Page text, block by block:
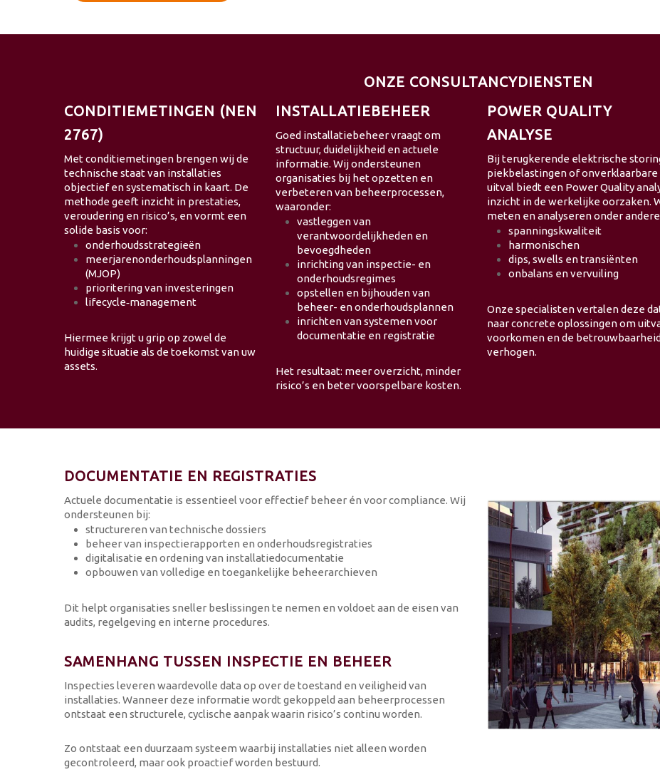
ONZE CONSULTANCYDIENSTEN
CONDITIEMETINGEN (NEN
2767)
Met conditiemetingen brengen wij de
technische staat van installaties
objectief en systematisch in kaart. De
methode geeft inzicht in prestaties,
veroudering en risico’s, en vormt een
solide basis voor:
onderhoudsstrategieën
meerjarenonderhoudsplanningen
(MJOP)
prioritering van investeringen
lifecycle‑management
Hiermee krijgt u grip op zowel de
huidige situatie als de toekomst van uw
assets.
INSTALLATIEBEHEER
Goed installatiebeheer vraagt om
structuur, duidelijkheid en actuele
informatie. Wij ondersteunen
organisaties bij het opzetten en
verbeteren van beheerprocessen,
waaronder:
vastleggen van
verantwoordelijkheden en
bevoegdheden
inrichting van inspectie- en
onderhoudsregimes
opstellen en bijhouden van
beheer- en onderhoudsplannen
inrichten van systemen voor
documentatie en registratie
Het resultaat: meer overzicht, minder
risico’s en beter voorspelbare kosten.
POWER QUALITY
ANALYSE
Bij terugkerende elektrische
piekbelastingen of onverklaarbare
uitval biedt een Power Quality
inzicht in de werkelijke oorzaken.
meten en analyseren onder
spanningskwaliteit
harmonischen
dips, swells en transiënten
onbalans en vervuiling
Onze specialisten vertalen deze
naar concrete oplossingen om
voorkomen en de
verhogen.
DOCUMENTATIE EN REGISTRATIES
Actuele documentatie is essentieel voor effectief beheer én voor compliance. Wij
ondersteunen bij:
structureren van technische dossiers
beheer van inspectierapporten en onderhoudsregistraties
digitalisatie en ordening van installatiedocumentatie
opbouwen van volledige en toegankelijke beheerarchieven
Dit helpt organisaties sneller beslissingen te nemen en voldoet aan de eisen van
audits, regelgeving en interne procedures.
SAMENHANG TUSSEN INSPECTIE EN BEHEER
Inspecties leveren waardevolle data op over de toestand en veiligheid van
installaties. Wanneer deze informatie wordt gekoppeld aan beheerprocessen
ontstaat een structurele, cyclische aanpak waarin risico’s continu worden.
Zo ontstaat een duurzaam systeem waarbij installaties niet alleen worden
gecontroleerd, maar ook proactief worden bestuurd.